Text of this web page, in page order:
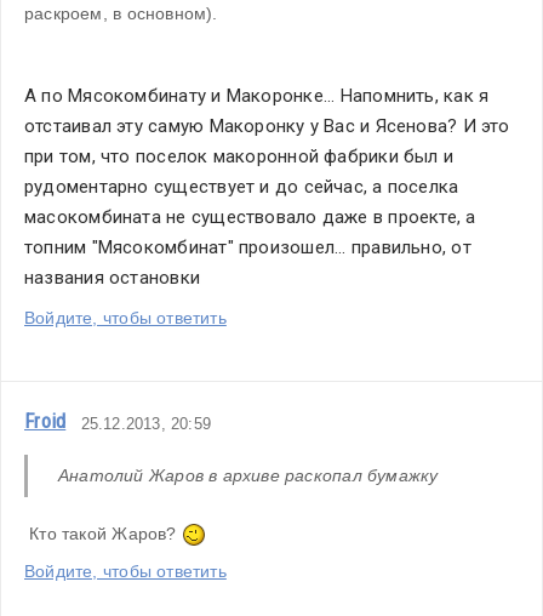
раскроем, в основном).
А по Мясокомбинату и Макоронке... Напомнить, как я
отстаивал эту самую Макоронку у Вас и Ясенова? И это
при том, что поселок макоронной фабрики был и
рудоментарно существует и до сейчас, а поселка
масокомбината не существовало даже в проекте, а
топним "Мясокомбинат" произошел... правильно, от
названия остановки
Войдите, чтобы ответить
Froid 25.12.2013, 20:59
Анатолий Жаров в архиве раскопал бумажку
Кто такой Жаров?
Войдите, чтобы ответить